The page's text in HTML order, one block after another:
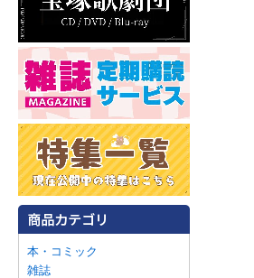
本・コミック
雑誌